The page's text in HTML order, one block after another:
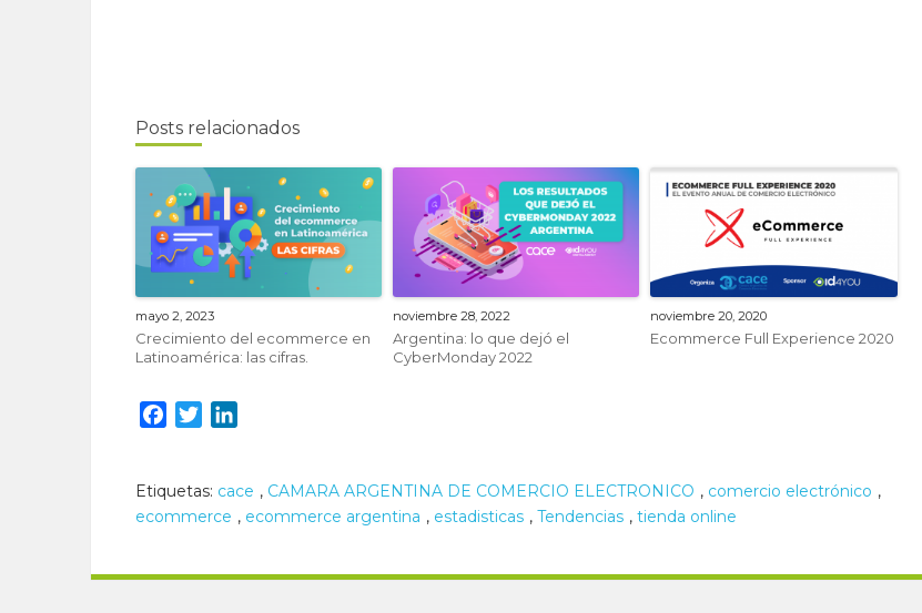
Posts relacionados
mayo 2, 2023
Crecimiento del ecommerce en
Latinoamérica: las cifras.
noviembre 28, 2022
Argentina: lo que dejó el
CyberMonday 2022
noviembre 20, 2020
Ecommerce Full Experience 2020
Facebook
Twitter
Etiquetas: cace , CAMARA ARGENTINA DE COMERCIO ELECTRONICO , comercio electrónico ,
ecommerce , ecommerce argentina , estadisticas ,Tendencias ,tienda online